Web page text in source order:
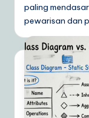
paling
pewarisan dan